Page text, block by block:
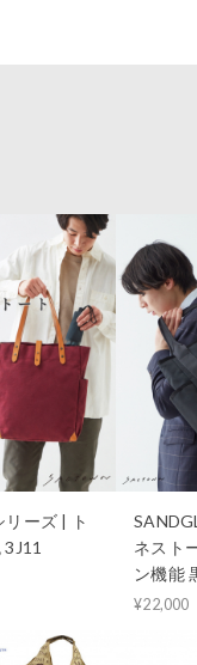
ーズ | ト
ネスト
ン機能
¥22,000